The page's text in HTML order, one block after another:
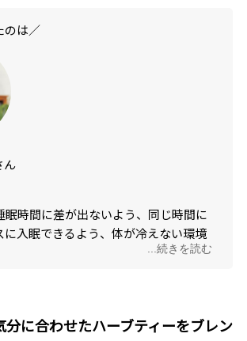
のは／
ん
眠時間に差が出ないよう、同じ時間に
に入眠できるよう、体が冷えない環境
...続きを読む
分に合わせたハーブティーをブレン